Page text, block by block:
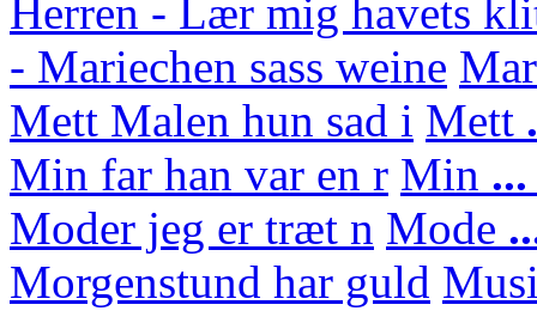
Herren - Lær mig havets
- Mariechen sass weine
Mett Malen hun sad i Mett
Min far han var en r Min
Moder jeg er træt n Mode
Morgenstund har guld